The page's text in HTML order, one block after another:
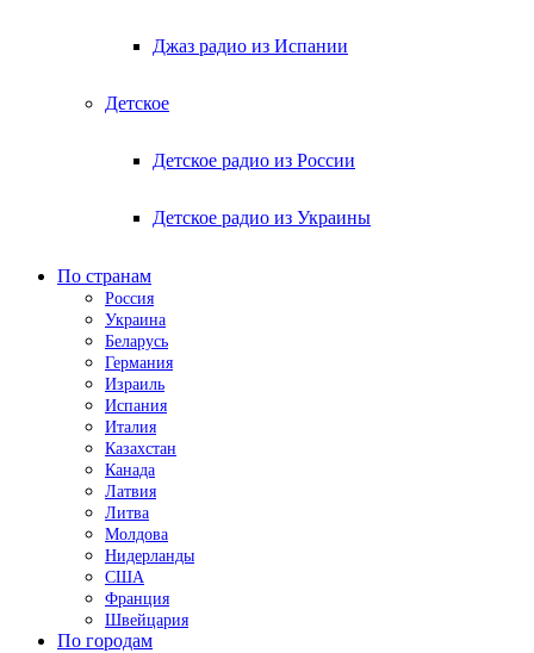
Джаз радио из Испании
Детское
Детское радио из России
Детское радио из Украины
По странам
Россия
Украина
Беларусь
Германия
Израиль
Испания
Италия
Казахстан
Канада
Латвия
Литва
Молдова
Нидерланды
США
Франция
Швейцария
По городам